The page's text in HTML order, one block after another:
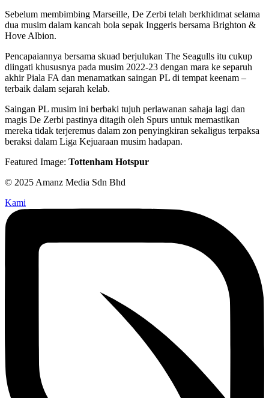
Sebelum membimbing Marseille, De Zerbi telah berkhidmat selama
dua musim dalam kancah bola sepak Inggeris bersama Brighton &
Hove Albion.
Pencapaiannya bersama skuad berjulukan The Seagulls itu cukup
diingati khususnya pada musim 2022-23 dengan mara ke separuh
akhir Piala FA dan menamatkan saingan PL di tempat keenam –
terbaik dalam sejarah kelab.
Saingan PL musim ini berbaki tujuh perlawanan sahaja lagi dan
magis De Zerbi pastinya ditagih oleh Spurs untuk memastikan
mereka tidak terjeremus dalam zon penyingkiran sekaligus terpaksa
beraksi dalam Liga Kejuaraan musim hadapan.
Featured Image: Tottenham Hotspur
© 2025 Amanz Media Sdn Bhd
Kami